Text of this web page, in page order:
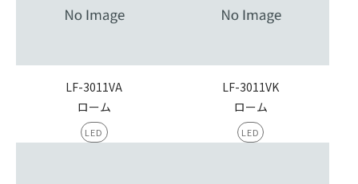
LF-3011VA
ローム
LED
LF-3011VK
ローム
LED